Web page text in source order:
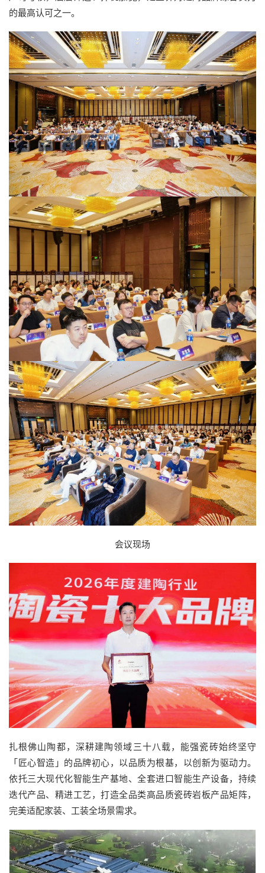
的最高认可之一。
会议现场
扎根佛山陶都，深耕建陶领域三十八载，能强瓷砖始终坚守
「匠心智造」的品牌初心，以品质为根基，以创新为驱动力。
依托三大现代化智能生产基地、全套进口智能生产设备，持续
迭代产品、精进工艺，打造全品类高品质瓷砖岩板产品矩阵，
完美适配家装、工装全场景需求。